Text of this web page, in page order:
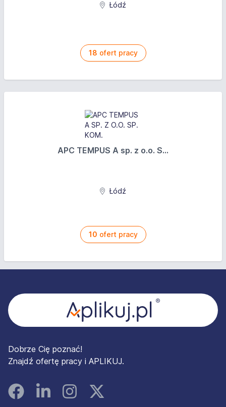
Łódź
18 ofert pracy
APC TEMPUS A sp. z o.o. S...
Łódź
10 ofert pracy
Dobrze Cię poznać!
Znajdź ofertę pracy i APLIKUJ.
FacebookLinked InInstagramInstagram